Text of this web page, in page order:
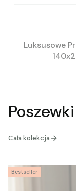
Luksusowe
Poszewki
Cała kolekcja
Bestseller